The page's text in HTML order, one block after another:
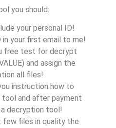
you should:
your personal ID!
in your first email to me!
free test for decrypt
and assign the
all files!
instruction how to
and after payment
decryption tool!
few files in quality the